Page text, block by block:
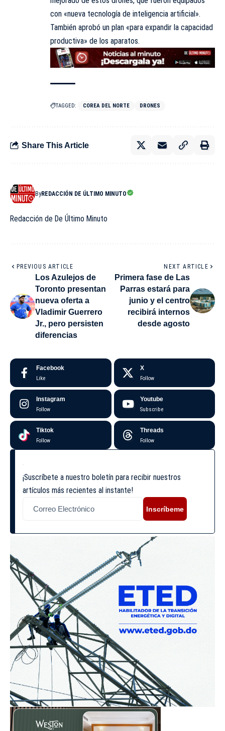
con «nueva tecnología de inteligencia artificial».
También aprobó un plan «para expandir la capacidad
productiva» de los aparatos.
TAGGED: COREA DEL NORTE DRONES
Share This Article
ByREDACCIÓN DE ÚLTIMO MINUTO
Redacción de De Último Minuto
PREVIOUS ARTICLE
Los Azulejos de
Toronto presentan
nueva oferta a
Vladimir Guerrero
Jr., pero persisten
diferencias
NEXT ARTICLE
Primera fase de Las
Parras estará para
junio y el centro
recibirá internos
desde agosto
Facebook
Like
X
Follow
Instagram
Follow
Youtube
Subscribe
Tiktok
Follow
Threads
Follow
¡Suscríbete a nuestro boletín para recibir nuestros
artículos más recientes al instante!
Inscríbeme